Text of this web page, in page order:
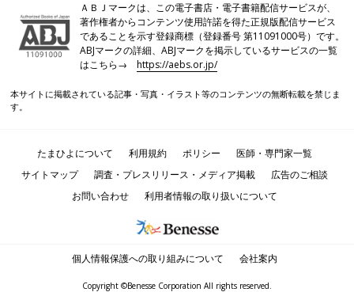
ＡＢＪマークは、この電子書店・電子書籍配信サービスが、
著作権者からコンテンツ使用許諾を得た正規版配信サービス
であることを示す登録商標（登録番号 第11091000号）です。
ABJマークの詳細、ABJマークを掲示しているサービスの一覧
はこちら→https://aebs.or.jp/
本サイトに掲載されている記事・写真・イラスト等のコンテンツの無断転載を禁じま
す。
たまひよについて 利用規約 ポリシー
医師・専門家一覧
サイトマップ
調査・プレスリリース・メディア掲載
広告のご相談
お問い合わせ
利用者情報の取り扱いについて
個人情報保護への取り組みについて 会社案内
Copyright ©Benesse Corporation All rights reserved.